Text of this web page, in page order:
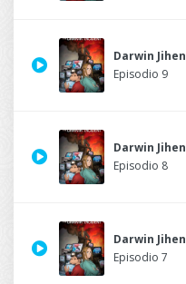
Darwin Jihen
Episodio 9
Darwin Jihen
Episodio 8
Darwin Jihen
Episodio 7